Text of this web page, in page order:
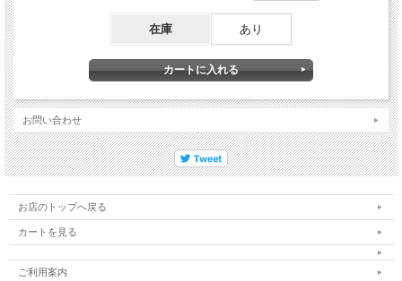
在庫 あり
お問い合わせ
お店のトップへ戻る
カートを見る
ご利用案内